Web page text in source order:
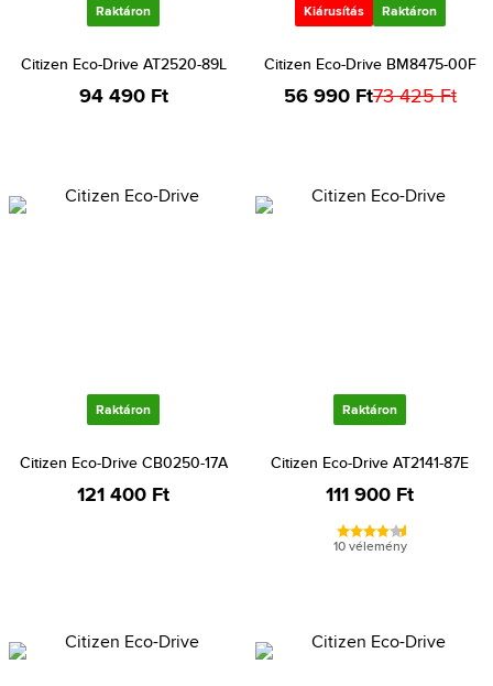
Raktáron
Citizen Eco-Drive AT2520-89L
94 490 Ft
Kiárusítás Raktáron
Citizen Eco-Drive BM8475-00F
56 990 Ft73 425 Ft
Raktáron
Citizen Eco-Drive CB0250-17A
121 400 Ft
Raktáron
Citizen Eco-Drive AT2141-87E
111 900 Ft
10 vélemény